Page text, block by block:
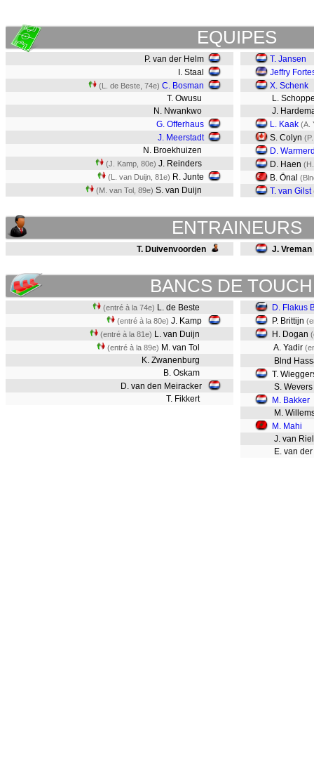
EQUIPES
P. van der Helm
I. Staal
(L. de Beste, 74e) C. Bosman
T. Owusu
N. Nwankwo
G. Offerhaus
J. Meerstadt
N. Broekhuizen
(J. Kamp, 80e) J. Reinders
(L. van Duijn, 81e) R. Junte
(M. van Tol, 89e) S. van Duijn
T. Jansen
Jeffry
X. Schenk
L.
J.
L. Kaak (A.
S. Colyn
D.
D. Haen
B. Önal
T. van Gilst
ENTRAINEURS
T. Duivenvoorden J. Vreman
BANCS DE
(entré à la 74e) L. de Beste
(entré à la 80e) J. Kamp
(entré à la 81e) L. van Duijn
(entré à la 89e) M. van Tol
K. Zwanenburg
B. Oskam
D. van den Meiracker
T. Fikkert
D. Flakus
P. Brittijn
H. Dogan
A. Yadir
Blnd
T.
S. Wevers
M. Bakker
M.
M. Mahi
J. van Riel
E. van